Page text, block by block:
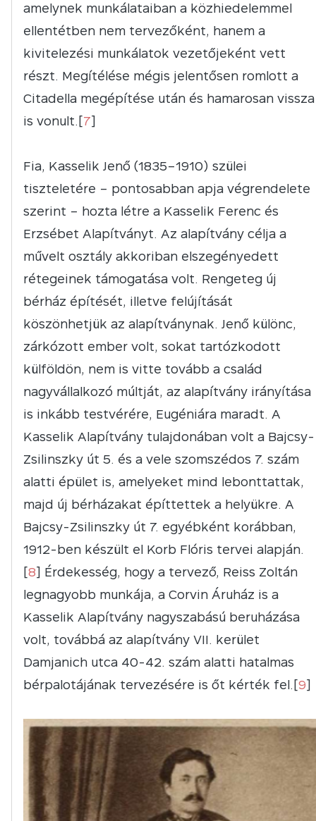
amelynek munkálataiban a közhiedelemmel
ellentétben nem tervezőként, hanem a
kivitelezési munkálatok vezetőjeként vett
részt. Megítélése mégis jelentősen romlott a
Citadella megépítése után és hamarosan vissza
is vonult.[7]
Fia, Kasselik Jenő (1835–1910) szülei
tiszteletére – pontosabban apja végrendelete
szerint – hozta létre a Kasselik Ferenc és
Erzsébet Alapítványt. Az alapítvány célja a
művelt osztály akkoriban elszegényedett
rétegeinek támogatása volt. Rengeteg új
bérház építését, illetve felújítását
köszönhetjük az alapítványnak. Jenő különc,
zárkózott ember volt, sokat tartózkodott
külföldön, nem is vitte tovább a család
nagyvállalkozó múltját, az alapítvány irányítása
is inkább testvérére, Eugéniára maradt. A
Kasselik Alapítvány tulajdonában volt a Bajcsy-
Zsilinszky út 5. és a vele szomszédos 7. szám
alatti épület is, amelyeket mind lebonttattak,
majd új bérházakat építtettek a helyükre. A
Bajcsy-Zsilinszky út 7. egyébként korábban,
1912-ben készült el Korb Flóris tervei alapján.
[8] Érdekesség, hogy a tervező, Reiss Zoltán
legnagyobb munkája, a Corvin Áruház is a
Kasselik Alapítvány nagyszabású beruházása
volt, továbbá az alapítvány VII. kerület
Damjanich utca 40-42. szám alatti hatalmas
bérpalotájának tervezésére is őt kérték fel.[9]